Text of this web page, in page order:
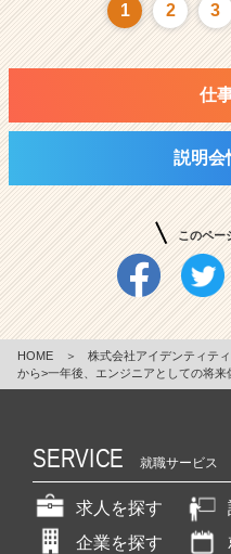
1 2 3
仕
説明会
このペー
HOME ＞ 株式会社アイデンティテ
から>一年後、エンジニアとしての将来
SERVICE 就職サービス
求人を探す
企業を探す